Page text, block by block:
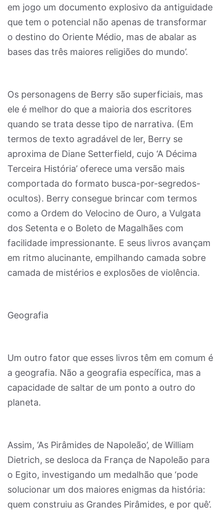
em jogo um documento explosivo da antiguidade
que tem o potencial não apenas de transformar
o destino do Oriente Médio, mas de abalar as
bases das três maiores religiões do mundo’.
Os personagens de Berry são superficiais, mas
ele é melhor do que a maioria dos escritores
quando se trata desse tipo de narrativa. (Em
termos de texto agradável de ler, Berry se
aproxima de Diane Setterfield, cujo ‘A Décima
Terceira História’ oferece uma versão mais
comportada do formato busca-por-segredos-
ocultos). Berry consegue brincar com termos
como a Ordem do Velocino de Ouro, a Vulgata
dos Setenta e o Boleto de Magalhães com
facilidade impressionante. E seus livros avançam
em ritmo alucinante, empilhando camada sobre
camada de mistérios e explosões de violência.
Geografia
Um outro fator que esses livros têm em comum é
a geografia. Não a geografia específica, mas a
capacidade de saltar de um ponto a outro do
planeta.
Assim, ‘As Pirâmides de Napoleão’, de William
Dietrich, se desloca da França de Napoleão para
o Egito, investigando um medalhão que ‘pode
solucionar um dos maiores enigmas da história:
quem construiu as Grandes Pirâmides, e por quê’.